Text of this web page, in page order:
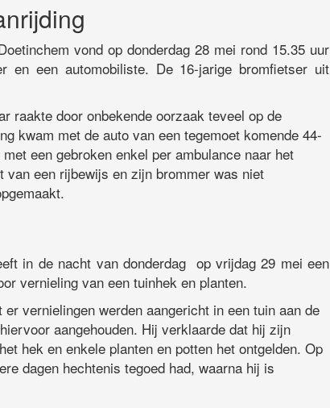
vond op donderdag 28 mei rond 15.35 uur
en een automobiliste. De 16-jarige bromfietser uit
raakte door onbekende oorzaak teveel op de
kwam met de auto van een tegemoet komende 44-
een gebroken enkel per ambulance naar het
een rijbewijs en zijn brommer was niet
in de nacht van donderdag op vrijdag 29 mei een
vernieling van een tuinhek en planten.
vernielingen werden aangericht in een tuin aan de
aangehouden. Hij verklaarde dat hij zijn
hek en enkele planten en potten het ontgelden. Op
dagen hechtenis tegoed had, waarna hij is